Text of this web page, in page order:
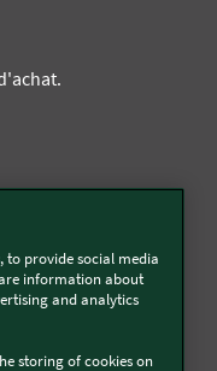
to provide social media
information about
and analytics
storing of cookies on